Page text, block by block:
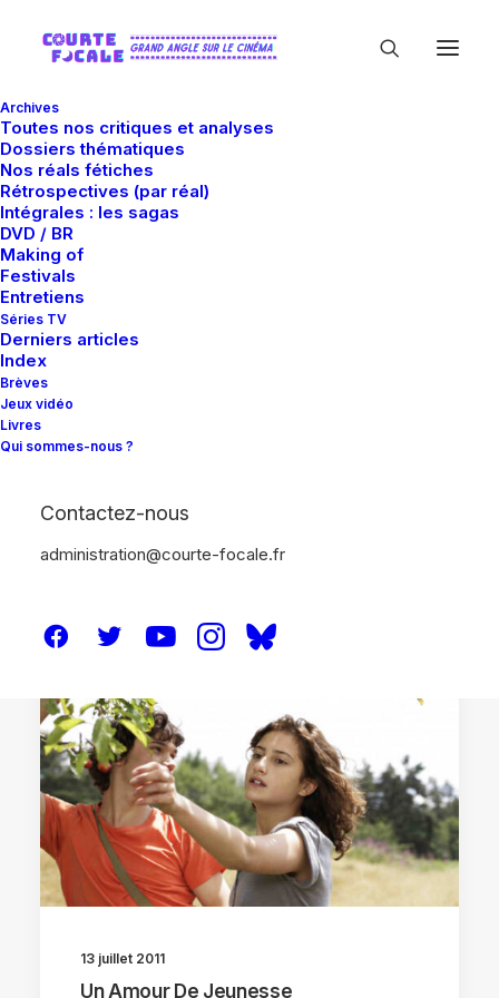
Archives
Toutes nos critiques et analyses
Dossiers thématiques
Nos réals fétiches
Rétrospectives (par réal)
Intégrales : les sagas
DVD / BR
Making of
Festivals
Entretiens
Séries TV
Derniers articles
Index
Brèves
Jeux vidéo
Livres
Qui sommes-nous ?
Contactez-nous
administration@courte-focale.fr
13 juillet 2011
Un Amour De Jeunesse